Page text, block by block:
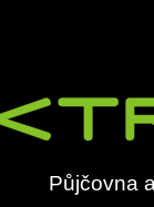
Půjčovna